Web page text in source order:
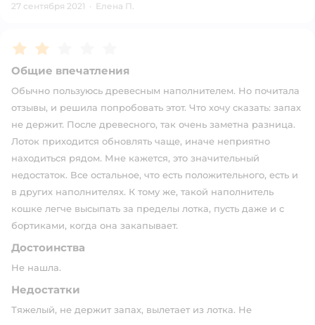
27 сентября 2021 · Елена П.
Рейтинг:
Общие впечатления
Обычно пользуюсь древесным наполнителем. Но почитала
отзывы, и решила попробовать этот. Что хочу сказать: запах
не держит. После древесного, так очень заметна разница.
Лоток приходится обновлять чаще, иначе неприятно
находиться рядом. Мне кажется, это значительный
недостаток. Все остальное, что есть положительного, есть и
в других наполнителях. К тому же, такой наполнитель
кошке легче высыпать за пределы лотка, пусть даже и с
бортиками, когда она закапывает.
Достоинства
Не нашла.
Недостатки
Тяжелый, не держит запах, вылетает из лотка. Не